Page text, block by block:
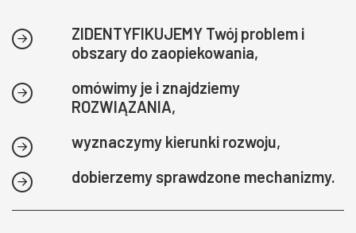
ZIDENTYFIKUJEMY Twój problem i
obszary do zaopiekowania,
omówimy je i znajdziemy
ROZWIĄZANIA,
wyznaczymy kierunki rozwoju,
dobierzemy sprawdzone mechanizmy.